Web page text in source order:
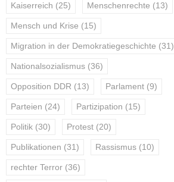
Kaiserreich (25) Menschenrechte (13)
Mensch und Krise (15)
Migration in der Demokratiegeschichte (31)
Nationalsozialismus (36)
Opposition DDR (13) Parlament (9)
Parteien (24) Partizipation (15)
Politik (30) Protest (20)
Publikationen (31) Rassismus (10)
rechter Terror (36)